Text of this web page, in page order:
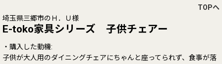
TOPへ
埼玉県三郷市のＨ．Ｕ様
E-toko家具シリーズ 子供チェアー
・購入した動機:
子供が大人用のダイニングチェアにちゃんと座ってられず、食事が落